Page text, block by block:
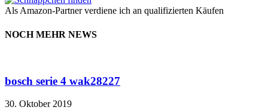
Als Amazon-Partner verdiene ich an qualifizierten Käufen
NOCH MEHR NEWS
bosch serie 4 wak28227
30. Oktober 2019